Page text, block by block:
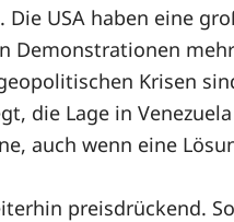
USA haben eine
Demonstrationen
Krisen
die Lage in
auch wenn eine
preisdrückend.